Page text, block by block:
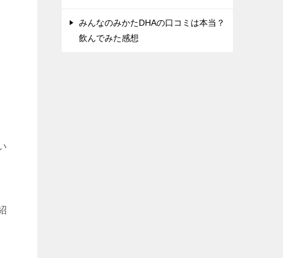
みんなのみかたDHAの口コミは本当？
飲んでみた感想